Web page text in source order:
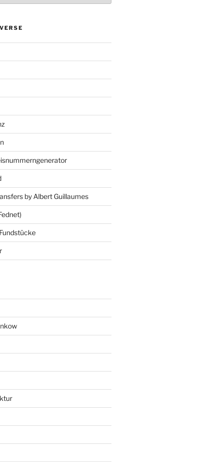
by Albert Guillaumes